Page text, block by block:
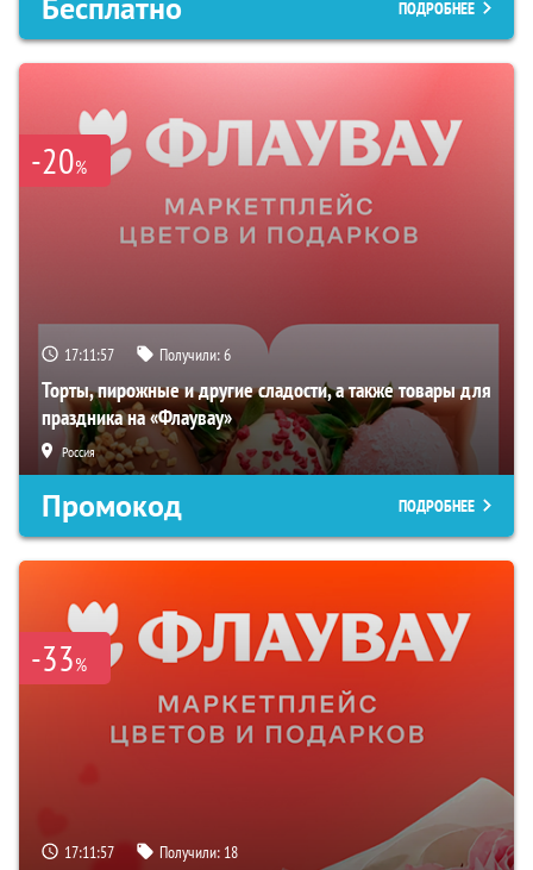
Бесплатно ПОДРОБНЕЕ
-20%
17:11:56 Получили:6
Торты, пирожные и другие сладости, а также товары для
праздника на «Флаувау»
Россия
Промокод ПОДРОБНЕЕ
-33%
17:11:56 Получили: 18